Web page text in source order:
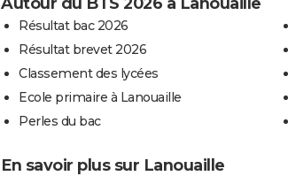
Résultat bac 2026
Résultat brevet 2026
Classement des lycées
Ecole primaire à Lanouaille
Perles du bac
En savoir plus sur Lanouaille